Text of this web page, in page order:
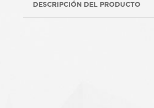
DESCRIPCIÓN DEL PRODUCTO